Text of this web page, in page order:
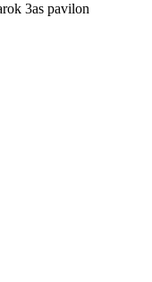
3as pavilon